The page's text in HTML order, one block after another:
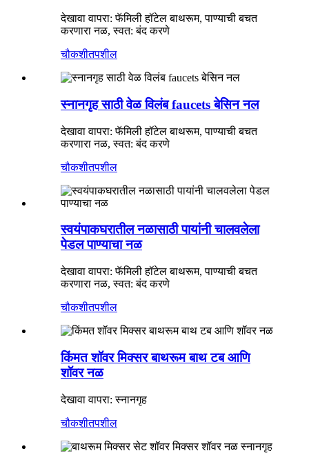
देखावा वापरा: फॅमिली हॉटेल बाथरूम, पाण्याची बचत
करणारा नळ, स्वत: बंद करणे
चौकशीतपशील
स्नानगृह साठी वेळ विलंब faucets बेसिन नल
देखावा वापरा: फॅमिली हॉटेल बाथरूम, पाण्याची बचत
करणारा नळ, स्वत: बंद करणे
चौकशीतपशील
स्वयंपाकघरातील नळासाठी पायांनी चालवलेला
पेडल पाण्याचा नळ
देखावा वापरा: फॅमिली हॉटेल बाथरूम, पाण्याची बचत
करणारा नळ, स्वत: बंद करणे
चौकशीतपशील
किंमत शॉवर मिक्सर बाथरूम बाथ टब आणि
शॉवर नळ
देखावा वापरा: स्नानगृह
चौकशीतपशील